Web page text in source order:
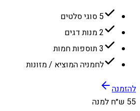
5 סוגי סלטים
2 מנות דגים
3 תוספות חמות
לחמניה המוציא / מזונות
להזמנה
55 ש״ח למנה